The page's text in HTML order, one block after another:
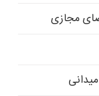
مجازی